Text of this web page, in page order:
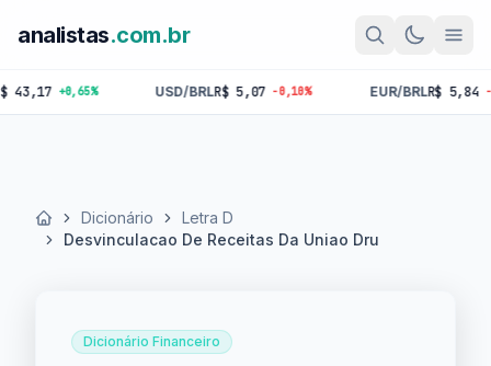
analistas.com.br
+0,65% USD/BRLR$ 5,07 -0,10% EUR/BRLR$ 5,84 -0,18%
Início Dicionário
Letra D
Desvinculacao De Receitas Da Uniao Dru
Dicionário Financeiro